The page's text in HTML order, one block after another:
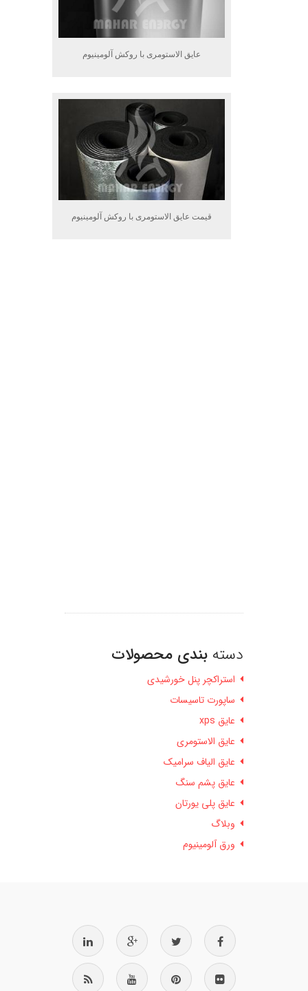
عایق الاستومری با روکش آلومینیوم
قیمت عایق الاستومری با روکش آلومینیوم
دسته بندی محصولات
استراکچر پنل خورشیدی
ساپورت تاسیسات
عایق xps
عایق الاستومری
عایق الیاف سرامیک
عایق پشم سنگ
عایق پلی یورتان
وبلاگ
ورق آلومینیوم